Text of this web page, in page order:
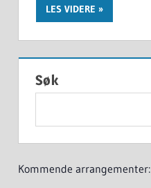
LES VIDERE
Søk
Kommende arrangementer: